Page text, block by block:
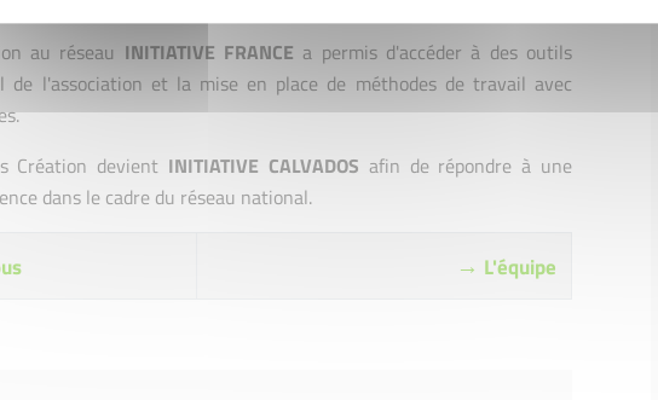
au réseau INITIATIVE FRANCE a permis d'accéder à des outils
l'association et la mise en place de méthodes de travail avec
Création devient INITIATIVE CALVADOS afin de répondre à une
dans le cadre du réseau national.
→ L'équipe